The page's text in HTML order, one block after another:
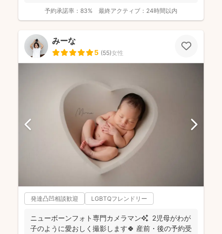
予約承諾率： 83% 最終アクティブ： 24時間以内
みーな
5 (55)女性
発達凸凹相談歓迎 LGBTQフレンドリー
ニューボーンフォト専門カメラマン✨ 2児母がわが
子のように愛おしく撮影します🍀 産前・後の予約受